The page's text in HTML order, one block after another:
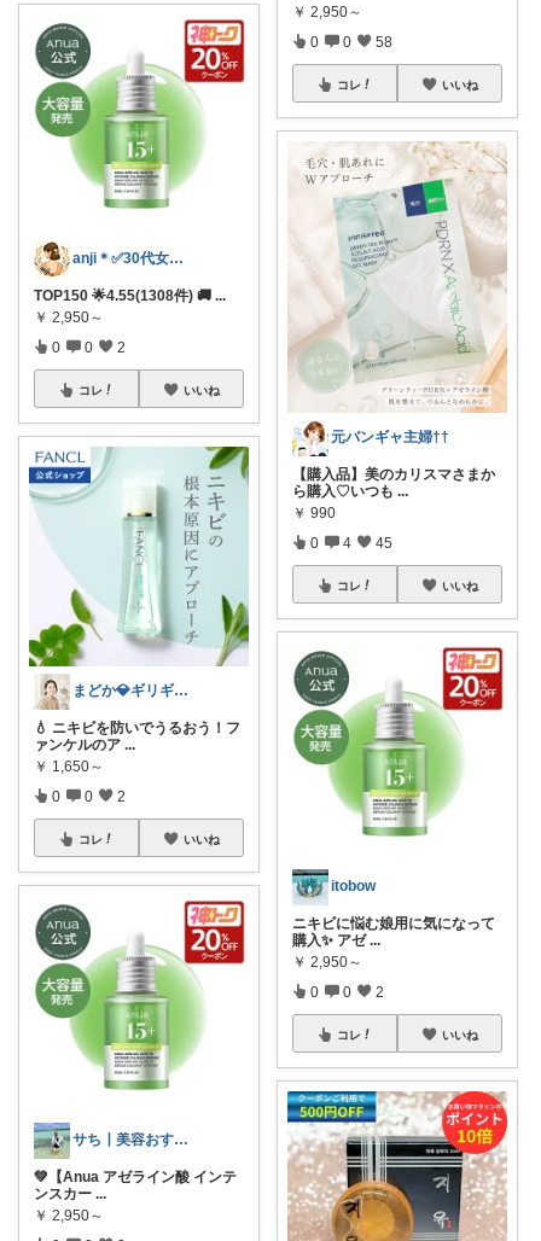
anji＊✅30代女性売上ランキング🏆
TOP150 🌟4.55(1308件) 🚚 ...
￥ 2,950～
0 0 2
コレ いいね
まどか💎ギリギリアラサーOL
💧 ニキビを防いでうるおう！フ
ァンケルのア ...
￥ 1,650～
0 0 2
コレ いいね
サち┃美容おすすめ┃垢抜け
💚【Anua アゼライン酸 インテ
ンスカー ...
￥ 2,950～
￥ 2,950～
0 0 58
コレ いいね
元バンギャ主婦††
【購入品】美のカリスマさまか
ら購入♡いつも ...
￥ 990
0 4 45
コレ いいね
itobow
ニキビに悩む娘用に気になって
購入✨ アゼ ...
￥ 2,950～
0 0 2
コレ いいね